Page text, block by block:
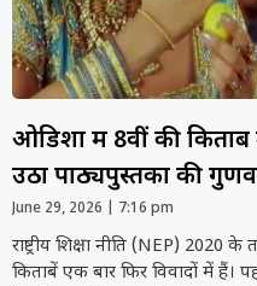
ओडिशा में 8वीं की किताब
उठा पाठ्यपुस्तकों की
June 29, 2026 7:16 pm
राष्ट्रीय शिक्षा नीति (NEP)
किताबें एक बार फिर विवादों में हैं।